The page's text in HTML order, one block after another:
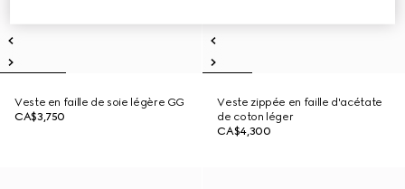
Veste en faille de soie légère GG
CA$3,750
Veste zippée en faille d'acétate
de coton léger
CA$4,300